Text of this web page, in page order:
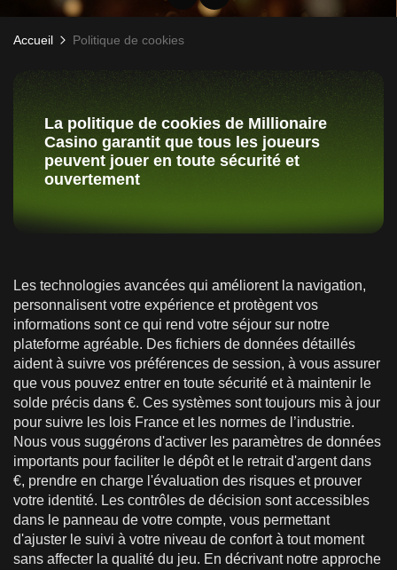
Accueil Politique de cookies
La politique de cookies de Millionaire
Casino garantit que tous les joueurs
peuvent jouer en toute sécurité et
ouvertement
Les technologies avancées qui améliorent la navigation,
personnalisent votre expérience et protègent vos
informations sont ce qui rend votre séjour sur notre
plateforme agréable. Des fichiers de données détaillés
aident à suivre vos préférences de session, à vous assurer
que vous pouvez entrer en toute sécurité et à maintenir le
solde précis dans €. Ces systèmes sont toujours mis à jour
pour suivre les lois France et les normes de l’industrie.
Nous vous suggérons d'activer les paramètres de données
importants pour faciliter le dépôt et le retrait d'argent dans
€, prendre en charge l'évaluation des risques et prouver
votre identité. Les contrôles de décision sont accessibles
dans le panneau de votre compte, vous permettant
d'ajuster le suivi à votre niveau de confort à tout moment
sans affecter la qualité du jeu. En décrivant notre approche